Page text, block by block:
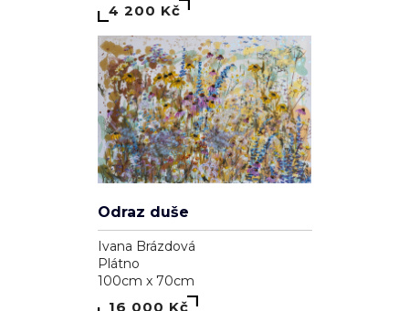
4 200 Kč
Odraz duše
Ivana Brázdová
Plátno
100cm x 70cm
16 000 Kč